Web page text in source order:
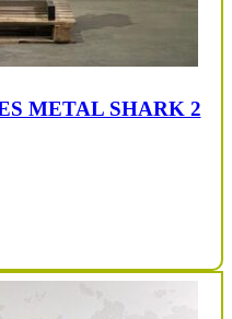
METAL SHARK 2